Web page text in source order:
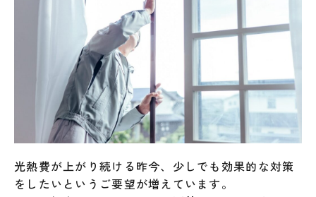
光熱費が上がり続ける昨今、少しでも効果的な対策
をしたいというご要望が増えています。